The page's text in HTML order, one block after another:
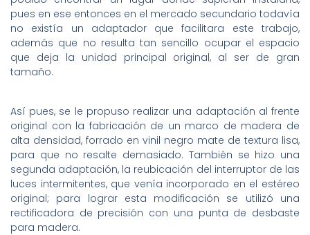
pues en ese entonces en el mercado secundario todavía
no existía un adaptador que facilitara este trabajo,
además que no resulta tan sencillo ocupar el espacio
que deja la unidad principal original, al ser de gran
tamaño.
Así pues, se le propuso realizar una adaptación al frente
original con la fabricación de un marco de madera de
alta densidad, forrado en vinil negro mate de textura lisa,
para que no resalte demasiado. También se hizo una
segunda adaptación, la reubicación del interruptor de las
luces intermitentes, que venía incorporado en el estéreo
original; para lograr esta modificación se utilizó una
rectificadora de precisión con una punta de desbaste
para madera.